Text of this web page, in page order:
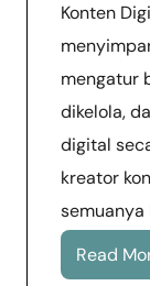
Konten
mengatur
dikelola,
digital
kreator
Read